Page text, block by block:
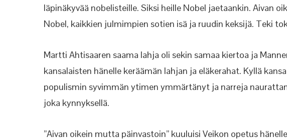
läpinäkyvää nobelisteille. Siksi heille Nobel jaetaankin. Aivan
Nobel, kaikkien julmimpien sotien isä ja ruudin keksijä. Teki
Martti Ahtisaaren saama lahja oli sekin samaa kiertoa ja
kansalaisten hänelle keräämän lahjan ja eläkerahat. Kyllä
populismin syvimmän ytimen ymmärtänyt ja narreja
joka kynnyksellä.
”Aivan oikein mutta päinvastoin” kuuluisi Veikon opetus